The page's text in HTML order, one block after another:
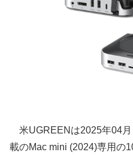
米UGREENは2025年04月
載のMac mini (2024)専用の